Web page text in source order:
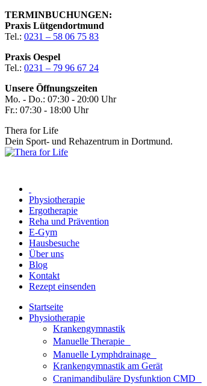
Zum
Inhalt
springen
TERMINBUCHUNGEN:
Praxis Lütgendortmund
Tel.: 0231 – 58 06 75 83
Praxis Oespel
Tel.: 0231 – 79 96 67 24
Unsere Öffnungszeiten
Mo. - Do.: 07:30 - 20:00 Uhr
Fr.: 07:30 - 18:00 Uhr
Thera for Life
Dein Sport- und Rehazentrum in Dortmund.
Physiotherapie
Ergotherapie
Reha und Prävention
E-Gym
Hausbesuche
Über uns
Blog
Kontakt
Rezept einsenden
Startseite
Physiotherapie
Krankengymnastik
Manuelle Therapie
Manuelle Lymphdrainage
Krankengymnastik am Gerät
Cranimandibuläre Dysfunktion CMD